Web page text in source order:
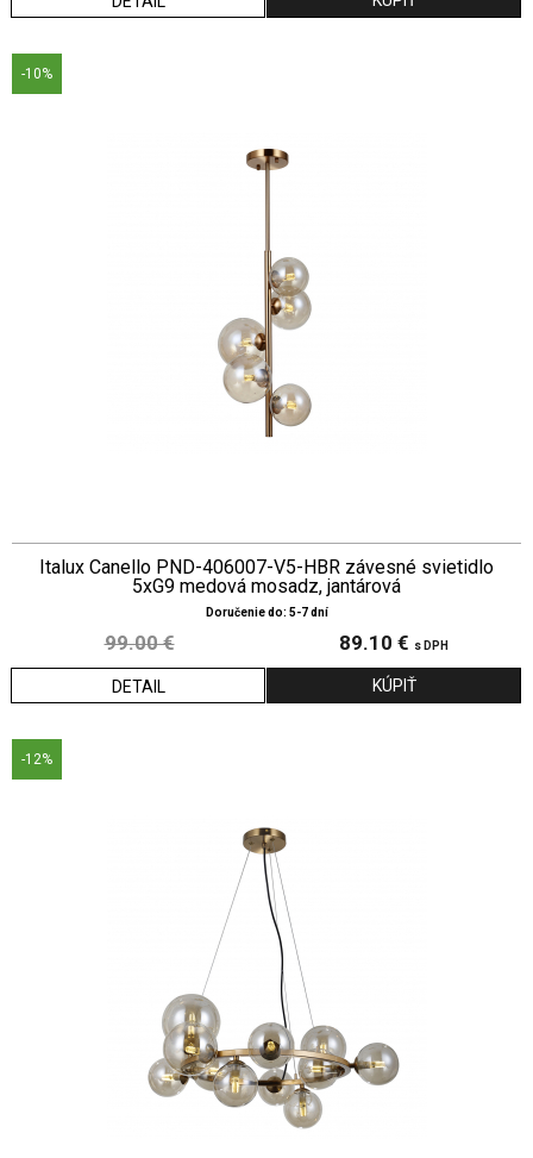
-10%
Italux Canello PND-406007-V5-HBR závesné svietidlo
5xG9 medová mosadz, jantárová
Doručenie do: 5-7 dní
99.00 € 89.10 € s DPH
DETAIL
-12%